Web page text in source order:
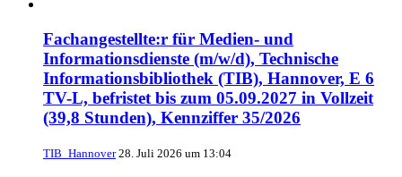
Fachangestellte:r für Medien- und
Informationsdienste (m/w/d), Technische
Informationsbibliothek (TIB), Hannover, E 6
TV-L, befristet bis zum 05.09.2027 in Vollzeit
(39,8 Stunden), Kennziffer 35/2026
TIB_Hannover 28. Juli 2026 um 13:04